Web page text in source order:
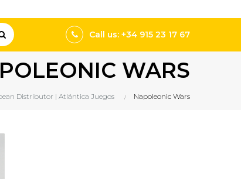
Call us: +34 915 23 17 67
WARS
Distributor | Atlántica Juegos Napoleonic Wars